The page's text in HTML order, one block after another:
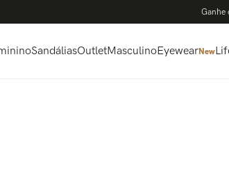
Ganhe
SandáliasOutletMasculinoEyewearNew